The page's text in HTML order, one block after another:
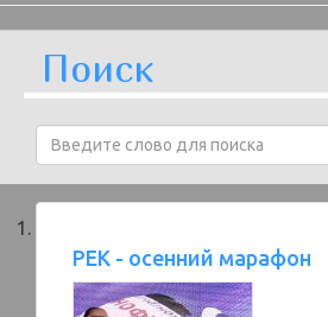
Поиск
РЕК - осенний марафон